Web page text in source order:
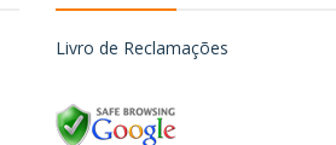
Livro de Reclamações